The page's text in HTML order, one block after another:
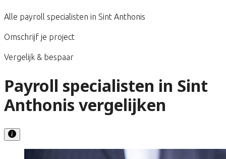
Alle payroll specialisten in Sint Anthonis
Omschrijf je project
Vergelijk & bespaar
Payroll specialisten in Sint
Anthonis vergelijken